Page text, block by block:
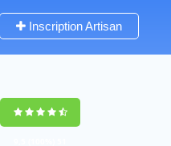
Inscription Artisan